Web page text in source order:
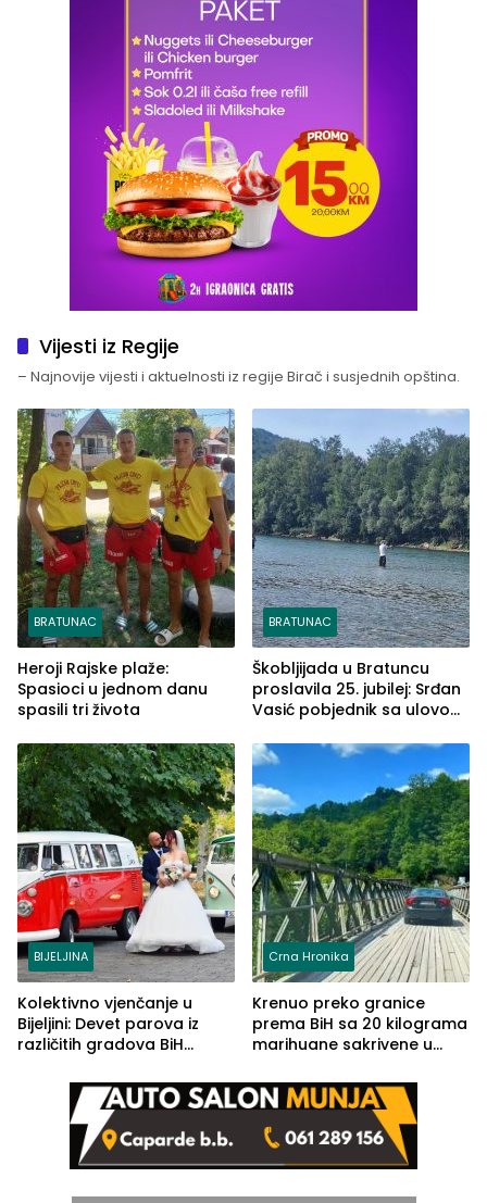
Vijesti iz Regije
– Najnovije vijesti i aktuelnosti iz regije Birač i susjednih opština.
BRATUNAC
Heroji Rajske plaže:
Spasioci u jednom danu
spasili tri života
BRATUNAC
Škobljijada u Bratuncu
proslavila 25. jubilej: Srđan
Vasić pobjednik sa ulovom
BIJELJINA
Kolektivno vjenčanje u
Bijeljini: Devet parova iz
različitih gradova BiH
Crna Hronika
Krenuo preko granice
prema BiH sa 20 kilograma
marihuane sakrivene u